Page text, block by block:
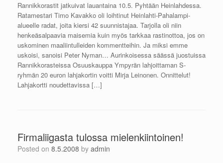
Rannikkorastit jatkuivat lauantaina 10.5. Pyhtään Heinlahdessa.
Ratamestari Timo Kavakko oli loihtinut Heinlahti-Pahalampi-
alueelle radat, joita kiersi 42 suunnistajaa. Tarjolla oli niin
henkeäsalpaavia maisemia kuin myös tarkkaa rastinottoa, jos on
uskominen maaliintulleiden kommentteihin. Ja miksi emme
uskoisi, sanoisi Peter Nyman… Aurinkoisessa säässä juostuissa
Rannikkorasteissa Osuuskauppa Ympyrän lahjoittaman S-
ryhmän 20 euron lahjakortin voitti Mirja Leinonen. Onnittelut!
Lahjakortti noudettavissa […]
Firmaliigasta tulossa mielenkiintoinen!
Posted on 8.5.2008 by admin